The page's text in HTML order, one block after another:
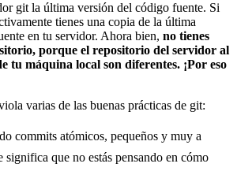
git la última versión del código fuente. Si
tienes una copia de la última
en tu servidor. Ahora bien, no tienes
porque el repositorio del servidor al
tu máquina local son diferentes. ¡Por eso
varias de las buenas prácticas de git:
commits atómicos, pequeños y muy a
significa que no estás pensando en cómo